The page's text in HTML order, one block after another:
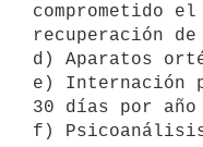
comprometido
recuperación
d) Aparatos
e) Internación
30 días por
f)